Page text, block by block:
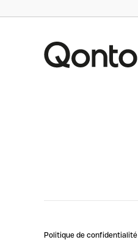
Politique de confidentialité